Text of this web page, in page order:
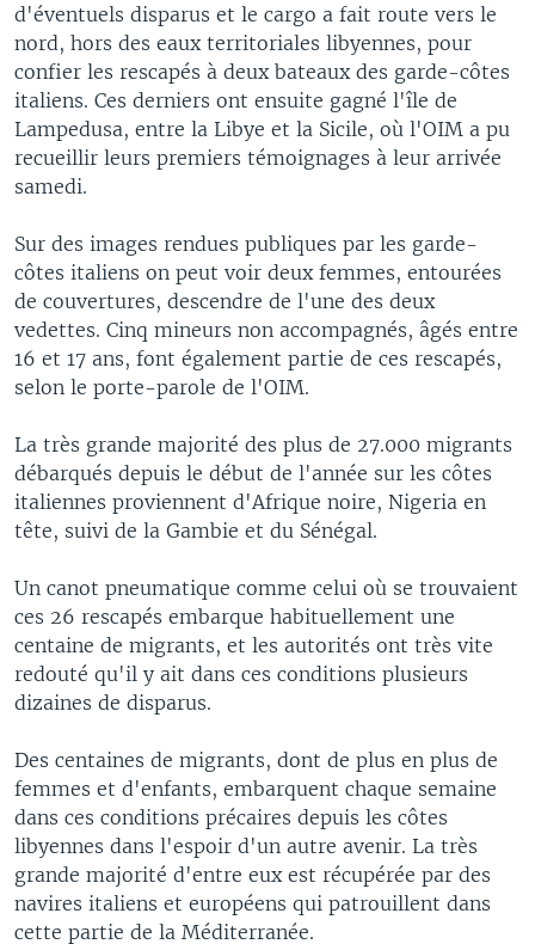
d'éventuels disparus et le cargo a fait route vers le
nord, hors des eaux territoriales libyennes, pour
confier les rescapés à deux bateaux des garde-côtes
italiens. Ces derniers ont ensuite gagné l'île de
Lampedusa, entre la Libye et la Sicile, où l'OIM a pu
recueillir leurs premiers témoignages à leur arrivée
samedi.
Sur des images rendues publiques par les garde-
côtes italiens on peut voir deux femmes, entourées
de couvertures, descendre de l'une des deux
vedettes. Cinq mineurs non accompagnés, âgés entre
16 et 17 ans, font également partie de ces rescapés,
selon le porte-parole de l'OIM.
La très grande majorité des plus de 27.000 migrants
débarqués depuis le début de l'année sur les côtes
italiennes proviennent d'Afrique noire, Nigeria en
tête, suivi de la Gambie et du Sénégal.
Un canot pneumatique comme celui où se trouvaient
ces 26 rescapés embarque habituellement une
centaine de migrants, et les autorités ont très vite
redouté qu'il y ait dans ces conditions plusieurs
dizaines de disparus.
Des centaines de migrants, dont de plus en plus de
femmes et d'enfants, embarquent chaque semaine
dans ces conditions précaires depuis les côtes
libyennes dans l'espoir d'un autre avenir. La très
grande majorité d'entre eux est récupérée par des
navires italiens et européens qui patrouillent dans
cette partie de la Méditerranée.